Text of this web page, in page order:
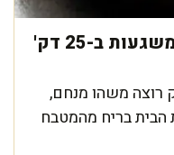
גיליתי רצועות פילה עוף משגעות ב-25 דק'
רוצה משהו מנחם,
בריח מהמטבח